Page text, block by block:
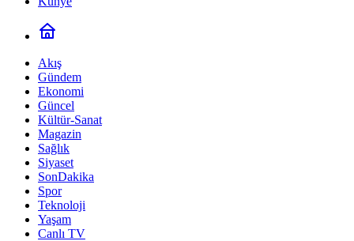
Akış
Gündem
Ekonomi
Güncel
Kültür-Sanat
Magazin
Sağlık
Siyaset
SonDakika
Spor
Teknoloji
Yaşam
Canlı TV